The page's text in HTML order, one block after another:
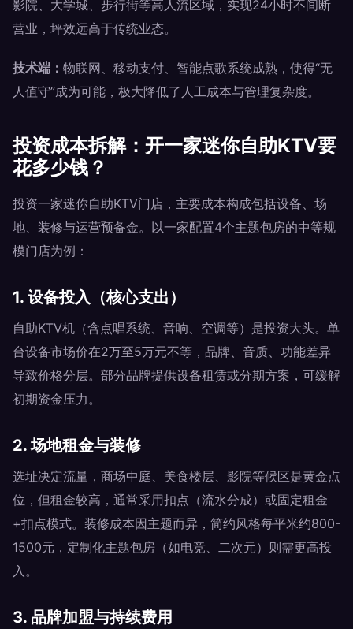
影院、大学城、步行街等高人流区域，实现24小时不间断
营业，坪效远高于传统业态。
技术端： 物联网、移动支付、智能点歌系统成熟，使得“无
人值守”成为可能，极大降低了人工成本与管理复杂度。
投资成本拆解：开一家迷你自助KTV要
花多少钱？
投资一家迷你自助KTV门店，主要成本构成包括设备、场
地、装修与运营预备金。以一家配置4个主题包房的中等规
模门店为例：
1. 设备投入（核心支出）
自助KTV机（含点唱系统、音响、空调等）是投资大头。单
台设备市场价在2万至5万元不等，品牌、音质、功能差异
导致价格分层。部分品牌提供设备租赁或分期方案，可缓解
初期资金压力。
2. 场地租金与装修
选址决定流量，商场中庭、美食楼层、影院等候区是黄金点
位，但租金较高，通常采用扣点（流水分成）或固定租金
+扣点模式。装修成本因主题而异，简约风格每平米约800-
1500元，定制化主题包房（如电竞、二次元）则需更高投
入。
3. 品牌加盟与持续费用